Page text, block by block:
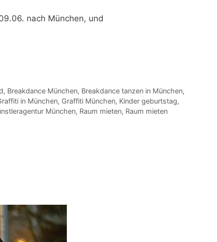
nach München, und
, Breakdance München, Breakdance tanzen in München,
in München, Graffiti München, Kinder geburtstag,
München, Raum mieten, Raum mieten